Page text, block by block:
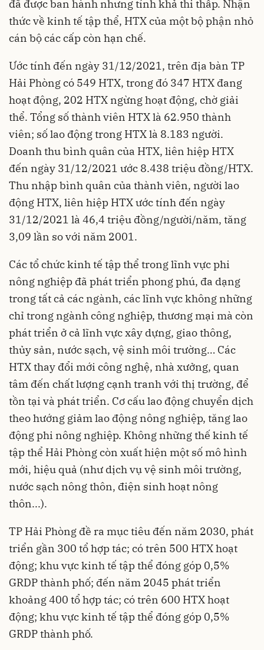
đã được ban hành nhưng tính khả thi thấp. Nhận
thức về kinh tế tập thể, HTX của một bộ phận nhỏ
cán bộ các cấp còn hạn chế.
Ước tính đến ngày 31/12/2021, trên địa bàn TP
Hải Phòng có 549 HTX, trong đó 347 HTX đang
hoạt động, 202 HTX ngừng hoạt động, chờ giải
thể. Tổng số thành viên HTX là 62.950 thành
viên; số lao động trong HTX là 8.183 người.
Doanh thu bình quân của HTX, liên hiệp HTX
đến ngày 31/12/2021 ước 8.438 triệu đồng/HTX.
Thu nhập bình quân của thành viên, người lao
động HTX, liên hiệp HTX ước tính đến ngày
31/12/2021 là 46,4 triệu đồng/người/năm, tăng
3,09 lần so với năm 2001.
Các tổ chức kinh tế tập thể trong lĩnh vực phi
nông nghiệp đã phát triển phong phú, đa dạng
trong tất cả các ngành, các lĩnh vực không những
chỉ trong ngành công nghiệp, thương mại mà còn
phát triển ở cả lĩnh vực xây dựng, giao thông,
thủy sản, nước sạch, vệ sinh môi trường… Các
HTX thay đổi mới công nghệ, nhà xưởng, quan
tâm đến chất lượng cạnh tranh với thị trường, để
tồn tại và phát triển. Cơ cấu lao động chuyển dịch
theo hướng giảm lao động nông nghiệp, tăng lao
động phi nông nghiệp. Không những thế kinh tế
tập thể Hải Phòng còn xuất hiện một số mô hình
mới, hiệu quả (như dịch vụ vệ sinh môi trường,
nước sạch nông thôn, điện sinh hoạt nông
thôn...).
TP Hải Phòng đề ra mục tiêu đến năm 2030, phát
triển gần 300 tổ hợp tác; có trên 500 HTX hoạt
động; khu vực kinh tế tập thể đóng góp 0,5%
GRDP thành phố; đến năm 2045 phát triển
khoảng 400 tổ hợp tác; có trên 600 HTX hoạt
động; khu vực kinh tế tập thể đóng góp 0,5%
GRDP thành phố.